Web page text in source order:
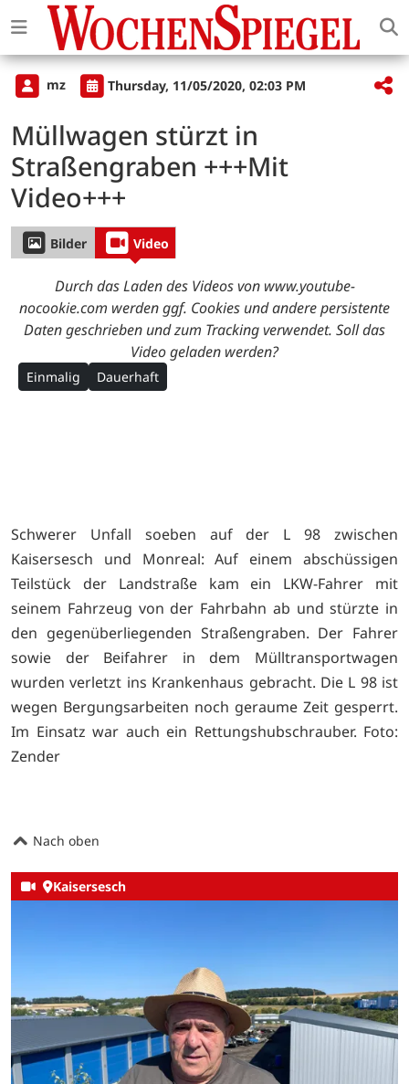
mz Thursday, 11/05/2020, 02:03 PM
Müllwagen stürzt in
Straßengraben +++Mit
Video+++
Bilder Video
Durch das Laden des Videos von www.youtube-
nocookie.com werden ggf. Cookies und andere persistente
Daten geschrieben und zum Tracking verwendet. Soll das
Video geladen werden?
Einmalig Dauerhaft
Schwerer Unfall soeben auf der L 98 zwischen
Kaisersesch und Monreal: Auf einem abschüssigen
Teilstück der Landstraße kam ein LKW-Fahrer mit
seinem Fahrzeug von der Fahrbahn ab und stürzte in
den gegenüberliegenden Straßengraben. Der Fahrer
sowie der Beifahrer in dem Mülltransportwagen
wurden verletzt ins Krankenhaus gebracht. Die L 98 ist
wegen Bergungsarbeiten noch geraume Zeit gesperrt.
Im Einsatz war auch ein Rettungshubschrauber. Foto:
Zender
Nach oben
Kaisersesch